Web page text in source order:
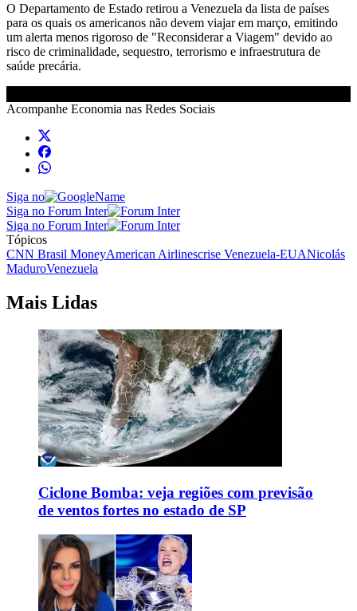
O Departamento de Estado retirou a Venezuela da lista de países
para os quais os americanos não devem viajar em março, emitindo
um alerta menos rigoroso de "Reconsiderar a Viagem" devido ao
risco de criminalidade, sequestro, terrorismo e infraestrutura de
saúde precária.
Acompanhe Economia nas Redes Sociais
Siga no
Siga no Forum Inter
Siga no Forum Inter
Tópicos
CNN Brasil MoneyAmerican Airlinescrise Venezuela-EUANicolás
MaduroVenezuela
Mais Lidas
Ciclone Bomba: veja regiões com previsão
de ventos fortes no estado de SP